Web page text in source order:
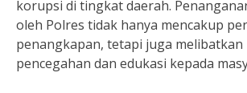
korupsi di tingkat daerah.
oleh Polres tidak hanya mencakup
penangkapan, tetapi juga melibatkan
pencegahan dan edukasi kepada